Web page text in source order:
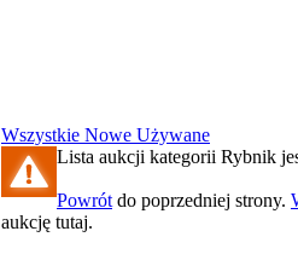
Wszystkie Nowe Używane
Lista aukcji kategorii Rybnik
Powrót do poprzedniej strony.
aukcję tutaj.